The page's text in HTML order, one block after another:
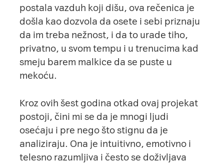
postala vazduh koji dišu, ova rečenica je
došla kao dozvola da osete i sebi priznaju
da im treba nežnost, i da to urade tiho,
privatno, u svom tempu i u trenucima kad
smeju barem malkice da se puste u
mekoću.
Kroz ovih šest godina otkad ovaj projekat
postoji, čini mi se da je mnogi ljudi
osećaju i pre nego što stignu da je
analiziraju. Ona je intuitivno, emotivno i
telesno razumljiva i često se doživljava